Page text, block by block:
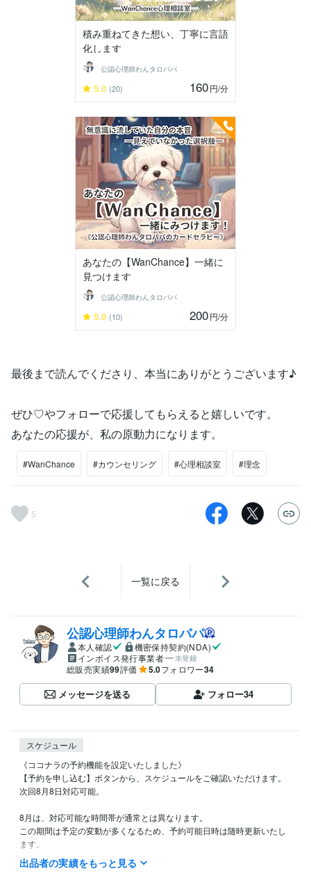
積み重ねてきた想い、丁寧に言語
化します
公認心理師わんタロパパ
5.0 (20) 160円/分
あなたの【WanChance】一緒に
見つけます
公認心理師わんタロパパ
5.0 (10) 200円/分
最後まで読んでくださり、本当にありがとうございます♪
ぜひ♡やフォローで応援してもらえると嬉しいです。
あなたの応援が、私の原動力になります。
#WanChance #カウンセリング #心理相談室 #理念
5
一覧に戻る
公認心理師わんタロパパ
本人確認
機密保持契約(NDA)
インボイス発行事業者
未登録
総販売実績99評価 5.0フォロワー34
メッセージを送る フォロー34
スケジュール
《ココナラの予約機能を設定いたしました》
【予約を申し込む】ボタンから、スケジュールをご確認いただけます。
次回8月8日対応可能。
8月は、対応可能な時間帯が通常とは異なります。
この期間は予定の変動が多くなるため、予約可能日時は随時更新いたし
ます。
出品者の実績をもっと見る